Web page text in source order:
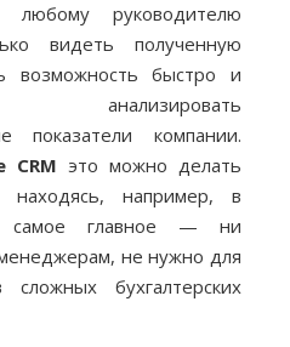
руководителю
видеть полученную
быстро и
показатели компании.
CRM это можно делать
например, в
самое главное — ни
не нужно для
бухгалтерских